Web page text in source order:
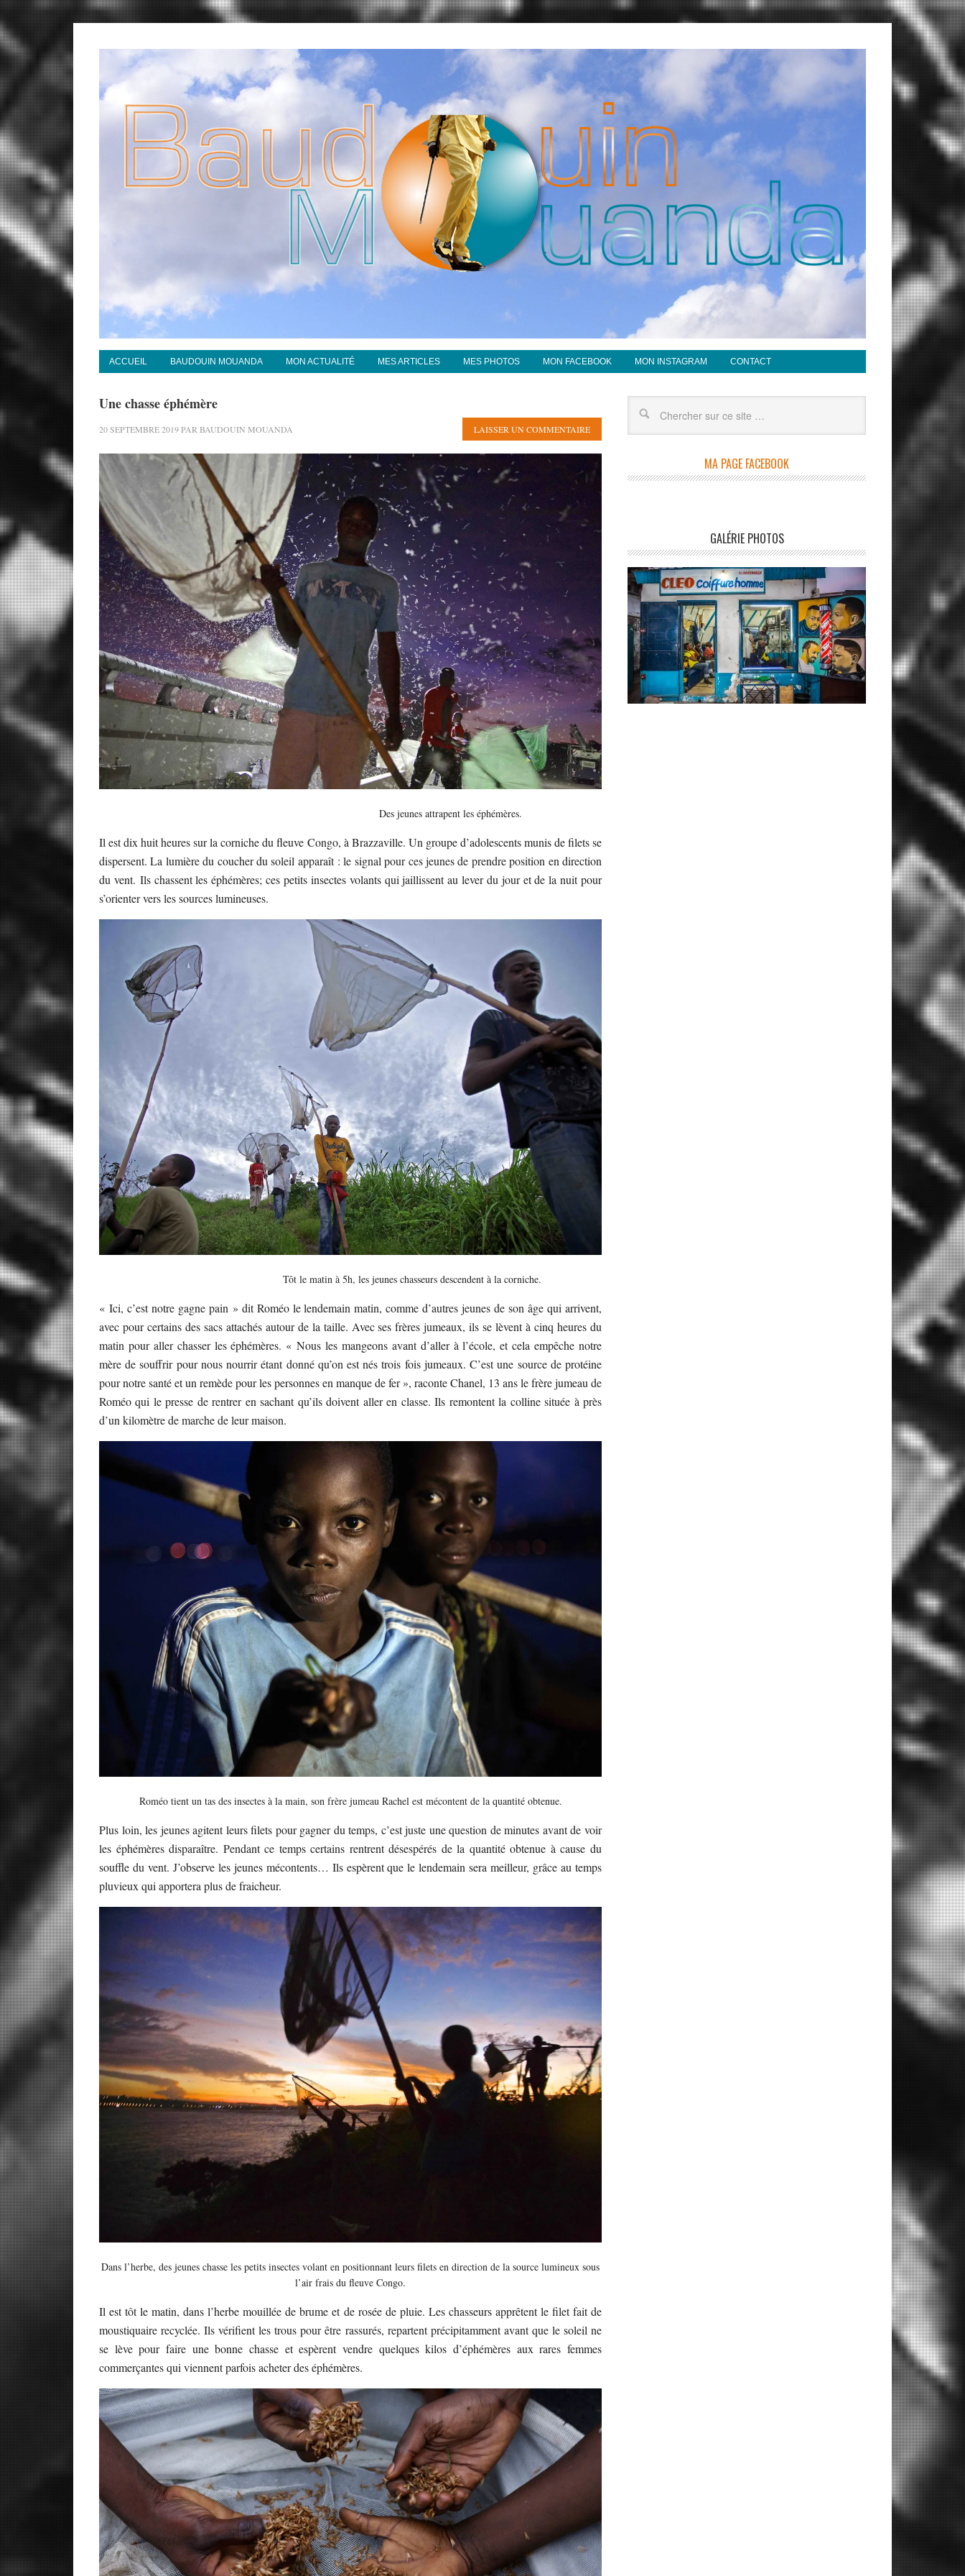
ACCUEIL BAUDOUIN MOUANDA MON ACTUALITÉ MES ARTICLES MES PHOTOS MON FACEBOOK MON INSTAGRAM CONTACT
Une chasse éphémère
20 SEPTEMBRE 2019PAR BAUDOUIN MOUANDA LAISSER UN COMMENTAIRE
Des jeunes attrapent les éphémères.
Il est dix huit heures sur la corniche du fleuve Congo, à Brazzaville. Un groupe d’adolescents munis de filets se
dispersent. La lumière du coucher du soleil apparaît : le signal pour ces jeunes de prendre position en direction
du vent. Ils chassent les éphémères; ces petits insectes volants qui jaillissent au lever du jour et de la nuit pour
s’orienter vers les sources lumineuses.
Tôt le matin à 5h, les jeunes chasseurs descendent à la corniche.
« Ici, c’est notre gagne pain » dit Roméo le lendemain matin, comme d’autres jeunes de son âge qui arrivent,
avec pour certains des sacs attachés autour de la taille. Avec ses frères jumeaux, ils se lèvent à cinq heures du
matin pour aller chasser les éphémères. « Nous les mangeons avant d’aller à l’école, et cela empêche notre
mère de souffrir pour nous nourrir étant donné qu’on est nés trois fois jumeaux. C’est une source de protéine
pour notre santé et un remède pour les personnes en manque de fer », raconte Chanel, 13 ans le frère jumeau de
Roméo qui le presse de rentrer en sachant qu’ils doivent aller en classe. Ils remontent la colline située à près
d’un kilomètre de marche de leur maison.
Roméo tient un tas des insectes à la main, son frère jumeau Rachel est mécontent de la quantité obtenue.
Plus loin, les jeunes agitent leurs filets pour gagner du temps, c’est juste une question de minutes avant de voir
les éphémères disparaître. Pendant ce temps certains rentrent désespérés de la quantité obtenue à cause du
souffle du vent. J’observe les jeunes mécontents… Ils espèrent que le lendemain sera meilleur, grâce au temps
pluvieux qui apportera plus de fraicheur.
Dans l’herbe, des jeunes chasse les petits insectes volant en positionnant leurs filets en direction de la source lumineux sous
l’air frais du fleuve Congo.
Il est tôt le matin, dans l’herbe mouillée de brume et de rosée de pluie. Les chasseurs apprêtent le filet fait de
moustiquaire recyclée. Ils vérifient les trous pour être rassurés, repartent précipitamment avant que le soleil ne
se lève pour faire une bonne chasse et espèrent vendre quelques kilos d’éphémères aux rares femmes
commerçantes qui viennent parfois acheter des éphémères.
MA PAGE FACEBOOK
GALÉRIE PHOTOS